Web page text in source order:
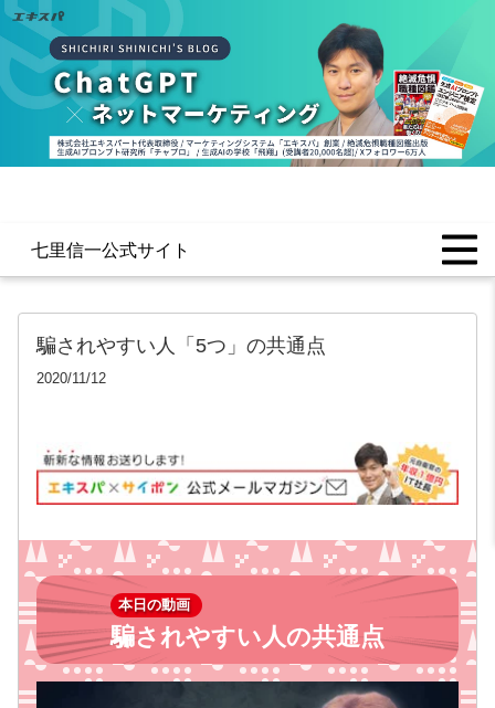
七里信一公式サイト
騙されやすい人「5つ」の共通点
2020/11/12
本日の動画
騙されやすい人の共通点